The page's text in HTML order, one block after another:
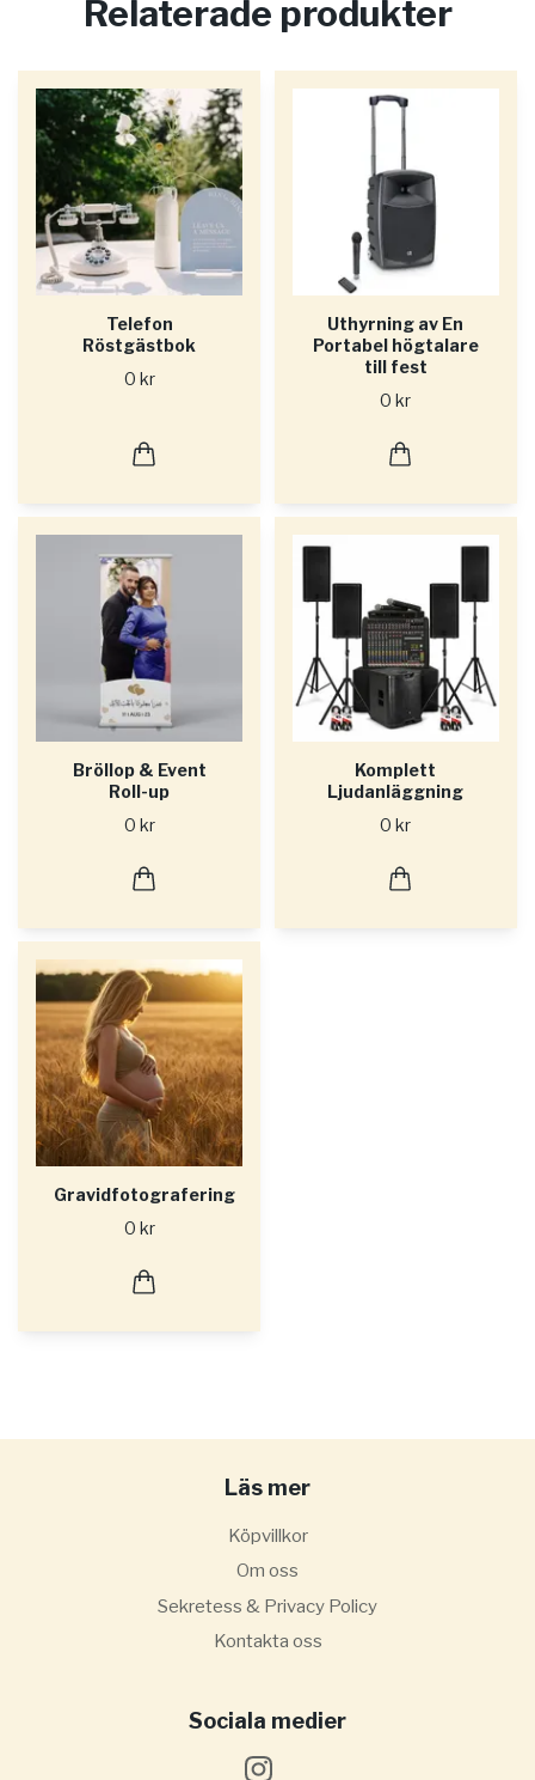
Relaterade produkter
Telefon
Röstgästbok
0 kr
Uthyrning av En
Portabel högtalare
till fest
0 kr
Bröllop & Event
Roll-up
0 kr
Komplett
Ljudanläggning
0 kr
Gravidfotografering
0 kr
Läs mer
Köpvillkor
Om oss
Sekretess & Privacy Policy
Kontakta oss
Sociala medier